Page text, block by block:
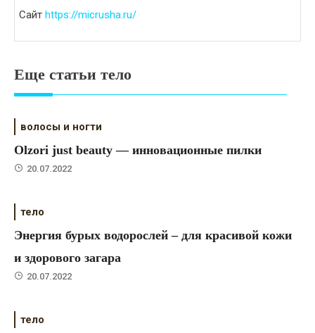
Сайт https://micrusha.ru/
Еще статьи тело
волосы и ногти
Olzori just beauty — инновационные пилки
20.07.2022
тело
Энергия бурых водорослей – для красивой кожи
и здорового загара
20.07.2022
тело